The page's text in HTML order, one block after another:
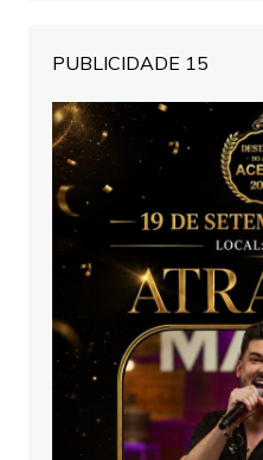
PUBLICIDADE 15